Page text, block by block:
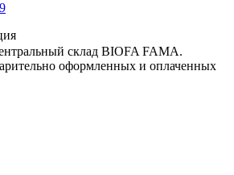
склад BIOFA FAMA.
оформленных и оплаченных